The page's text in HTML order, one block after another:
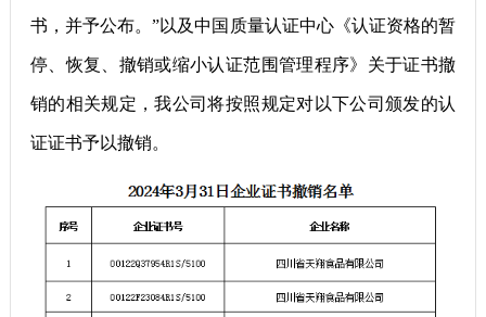
书，并予公布。”以及中国质量认证中心《认证资格的暂
停、恢复、撤销或缩小认证范围管理程序》关于证书撤
销的相关规定，我公司将按照规定对以下公司颁发的认
证证书予以撤销。